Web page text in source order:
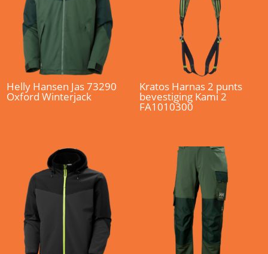
Helly Hansen Jas 73290
Oxford Winterjack
Kratos Harnas 2 punts
bevestiging Kami 2
FA1010300